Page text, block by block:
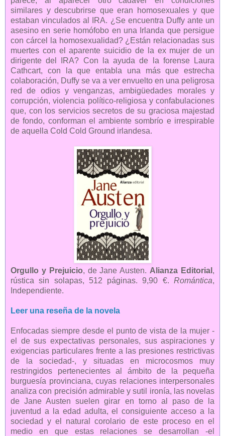
similares y descubrirse que eran homosexuales y que
estaban vinculados al IRA. ¿Se encuentra Duffy ante un
asesino en serie homófobo en una Irlanda que persigue
con cárcel la homosexualidad? ¿Están relacionadas sus
muertes con el aparente suicidio de la ex mujer de un
dirigente del IRA? Con la ayuda de la forense Laura
Cathcart, con la que entabla una más que estrecha
colaboración, Duffy se va a ver envuelto en una peligrosa
red de odios y venganzas, ambigüedades morales y
corrupción, violencia político-religiosa y confabulaciones
que, con los servicios secretos de su graciosa majestad
de fondo, conforman el ambiente sombrío e irrespirable
de aquella Cold Cold Ground irlandesa.
Orgullo y Prejuicio, de Jane Austen. Alianza Editorial ,
rústica sin solapas, 512 páginas. 9,90 €. Romántica,
Independiente.
Leer una reseña de la novela
Enfocadas siempre desde el punto de vista de la mujer -
el de sus expectativas personales, sus aspiraciones y
exigencias particulares frente a las presiones restrictivas
de la sociedad-, y situadas en microcosmos muy
restringidos pertenecientes al ámbito de la pequeña
burguesía provinciana, cuyas relaciones interpersonales
analiza con precisión admirable y sutil ironía, las novelas
de Jane Austen suelen girar en torno al paso de la
juventud a la edad adulta, el consiguiente acceso a la
sociedad y el natural corolario de este proceso en el
medio en que estas relaciones se desarrollan -el